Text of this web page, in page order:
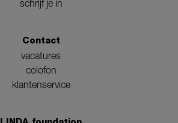
schrijf je in
Contact
vacatures
colofon
klantenservice